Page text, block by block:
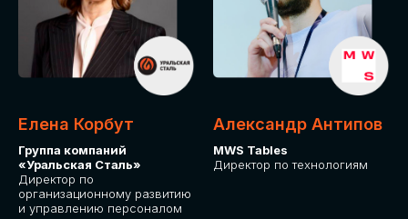
Елена Корбут
Группа компаний
«Уральская Сталь»
Директор по
организационному развитию
и управлению персоналом
Александр Антипов
MWS Tables
Директор по технологиям